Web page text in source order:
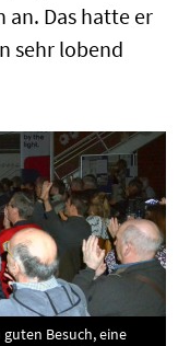
an. Das hatte er
sehr lobend
Besuch, eine